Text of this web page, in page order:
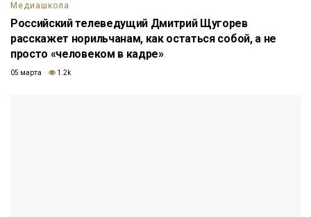
Медиашкола
Российский телеведущий Дмитрий Щугорев
расскажет норильчанам, как остаться собой, а не
просто «человеком в кадре»
05 марта 1.2k